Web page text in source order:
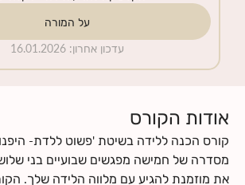
על המורה
עדכון אחרון:
16.01.2026
אודות הקורס
קורס הכנה ללידה בשיטת 'פשוט ללדת-
מסדרה של חמישה מפגשים שבועיים בני
את מוזמנת להגיע עם מלווה הלידה שלך.